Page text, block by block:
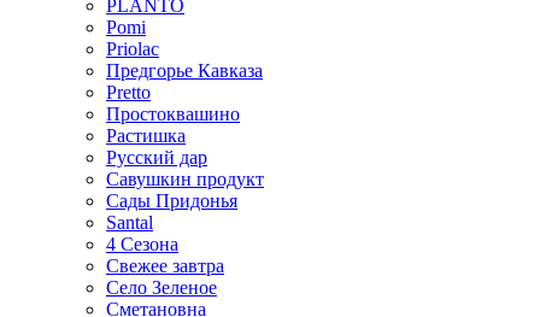
PLANTO
Pomi
Priolac
Предгорье Кавказа
Pretto
Простоквашино
Растишка
Русский дар
Савушкин продукт
Сады Придонья
Santal
4 Сезона
Свежее завтра
Село Зеленое
Сметановна